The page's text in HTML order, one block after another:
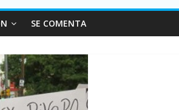
SE COMENTA